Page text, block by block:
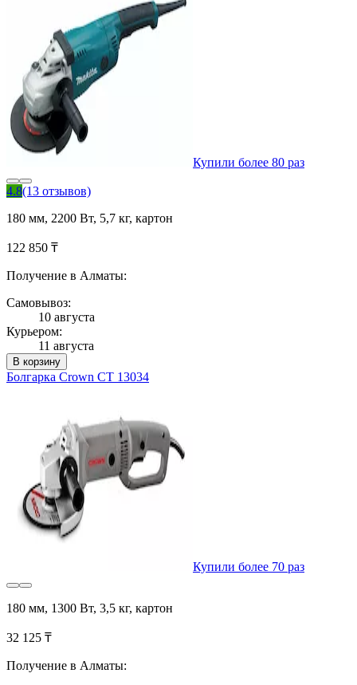
Купили более 80 раз
4.8(13 отзывов)
180 мм, 2200 Вт, 5,7 кг, картон
122 850 ₸
Получение в Алматы:
Самовывоз:
10 августа
Курьером:
11 августа
В корзину
Болгарка Crown CT 13034
Купили более 70 раз
180 мм, 1300 Вт, 3,5 кг, картон
32 125 ₸
Получение в Алматы: